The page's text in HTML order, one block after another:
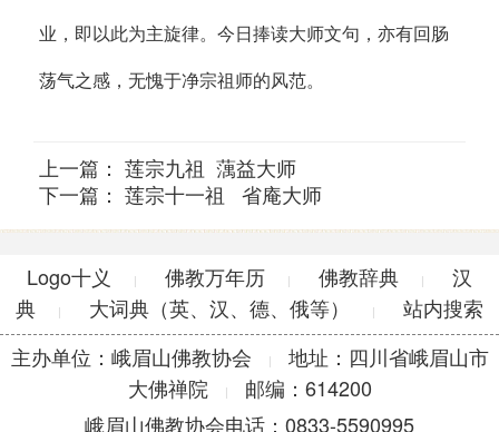
业，即以此为主旋律。今日捧读大师文句，亦有回肠
荡气之感，无愧于净宗祖师的风范。
上一篇： 莲宗九祖 蕅益大师
下一篇： 莲宗十一祖 省庵大师
Logo十义 | 佛教万年历 | 佛教辞典 |
汉
典
| 大词典（英、汉、德、俄等） |
站内搜索
主办单位：峨眉山佛教协会
|
地址：四川省峨眉山市
大佛禅院
|
邮编：614200
峨眉山佛教协会电话：0833-5590995